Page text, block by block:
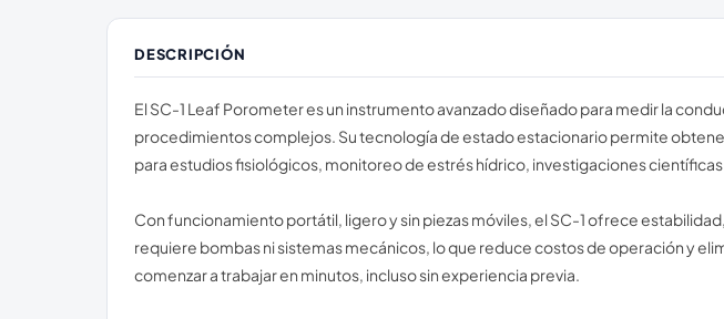
DESCRIPCIÓN
El SC-1 Leaf Porometer es un instrumento avanzado diseñado para medir la
procedimientos complejos. Su tecnología de estado estacionario permite
para estudios fisiológicos, monitoreo de estrés hídrico, investigaciones
Con funcionamiento portátil, ligero y sin piezas móviles, el SC-1 ofrece
requiere bombas ni sistemas mecánicos, lo que reduce costos de operación y
comenzar a trabajar en minutos, incluso sin experiencia previa.